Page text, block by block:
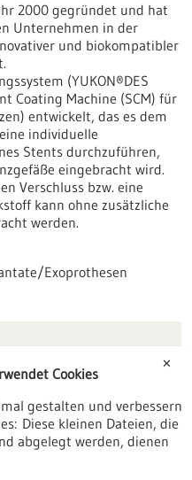
2000 gegründet und hat
Unternehmen in der
und biokompatibler
(YUKON®DES
Coating Machine (SCM) für
entwickelt, das es dem
individuelle
Stents durchzuführen,
eingebracht wird.
Verschluss bzw. eine
kann ohne zusätzliche
werden.
Exoprothesen
✕
Cookies
gestalten und verbessern
Diese kleinen Dateien, die
abgelegt werden, dienen